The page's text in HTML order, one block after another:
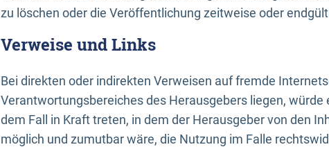
zu löschen oder die Veröffentlichung zeitweise oder
Verweise und Links
Bei direkten oder indirekten Verweisen auf fremde
Verantwortungsbereiches des Herausgebers liegen,
dem Fall in Kraft treten, in dem der Herausgeber von den
möglich und zumutbar wäre, die Nutzung im Falle